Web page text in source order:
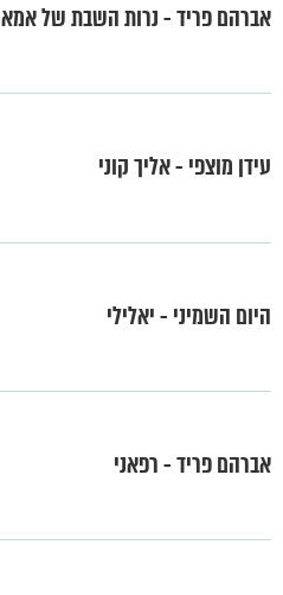
אברהם פריד - נרות השבת של אמא
עידן מוצפי - אליך קוני
היום השמיני - יאלילי
אברהם פריד - רפאני